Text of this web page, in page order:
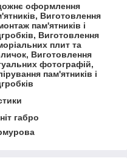
оформлення
Виготовлення
пам'ятників і
Виготовлення
плит та
Виготовлення
фотографій,
пам'ятників і
габро